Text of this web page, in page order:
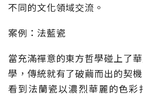
不同的文化領域交流。
案例：法藍瓷
當充滿禪意的東方哲學碰上了
學，傳統就有了破繭而出的契
看到法蘭瓷以濃烈華麗的色彩